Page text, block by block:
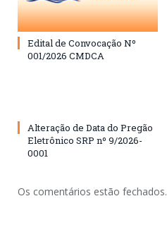
Edital de Convocação Nº
001/2026 CMDCA
Alteração de Data do Pregão
Eletrônico SRP nº 9/2026-
0001
Os comentários estão fechados.